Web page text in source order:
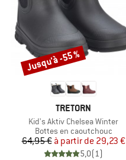
MARQUE
TRETORN
Article
Kid's Aktiv Chelsea Winter
Product group
Bottes en caoutchouc
Prix
64,95 € Prix réduit
à partir de 29,23 €
5,0(1)
Remise
Jusqu'à -55 %